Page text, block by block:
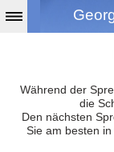
Während der
die
Den nächsten
Sie am besten